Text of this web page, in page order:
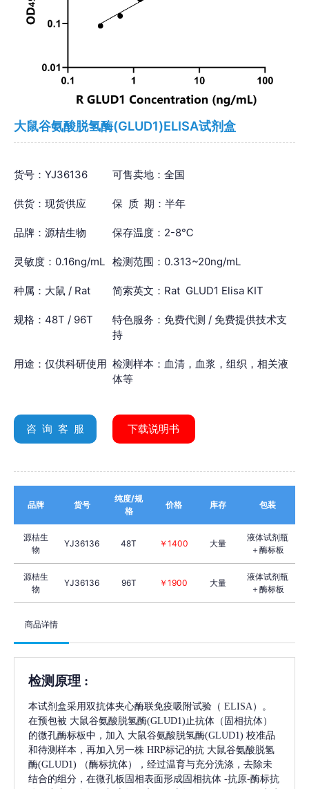
大鼠谷氨酸脱氢酶(GLUD1)ELISA试剂盒
货号：YJ36136 可售卖地：全国
供货：现货供应 保 质 期：半年
品牌：源桔生物 保存温度：2-8℃
灵敏度：0.16ng/mL 检测范围：0.313~20ng/mL
种属：大鼠 / Rat 简索英文：Rat GLUD1 Elisa KIT
规格：48T / 96T
特色服务：免费代测 / 免费提供技术支
持
用途：仅供科研使用 检测样本：血清，血浆，组织，相关液
体等
咨 询 客 服 下载说明书
品牌 货号
纯度/规
格
价格 库存 包装
源桔生
物
YJ36136 48T ￥1400 大量
液体试剂瓶
＋酶标板
源桔生
物
YJ36136 96T ￥1900 大量
液体试剂瓶
＋酶标板
商品详情
检测原理 :
本试剂盒采用双抗体夹心酶联免疫吸附试验（ ELISA）。
在预包被 大鼠谷氨酸脱氢酶(GLUD1) 止抗体（固相抗体）
的微孔酶标板中，加入 大鼠谷氨酸脱氢酶(GLUD1) 校准品
和待测样本，再加入另一株 HRP标记的抗 大鼠谷氨酸脱氢
酶(GLUD1)
（酶标抗体），经过温育与充分洗涤，去除未
结合的组分，在微孔板固相表面形成固相抗体 -抗原-酶标抗